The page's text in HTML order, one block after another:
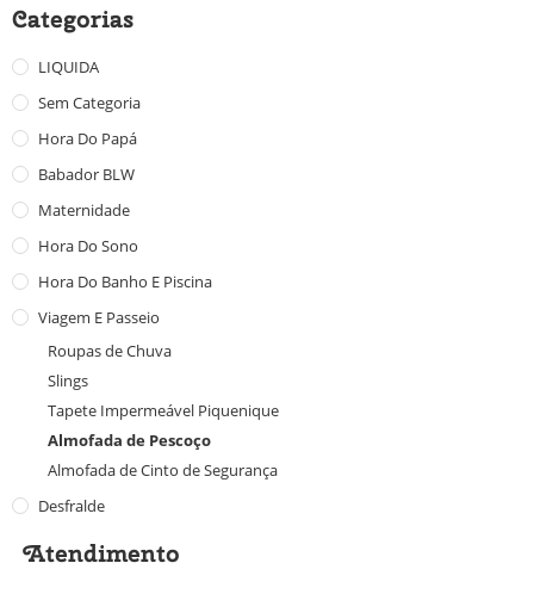
Categorias
LIQUIDA
Sem Categoria
Hora Do Papá
Babador BLW
Maternidade
Hora Do Sono
Hora Do Banho E Piscina
Viagem E Passeio
Roupas de Chuva
Slings
Tapete Impermeável Piquenique
Almofada de Pescoço
Almofada de Cinto de Segurança
Desfralde
Atendimento